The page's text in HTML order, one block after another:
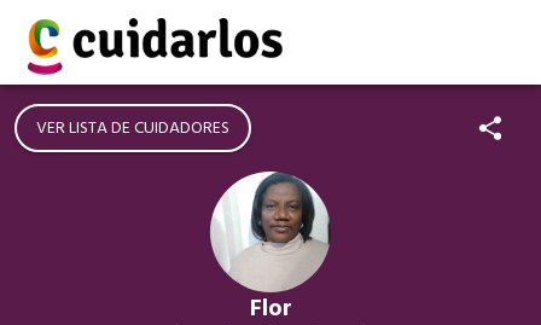
VER LISTA DE CUIDADORES
Flor